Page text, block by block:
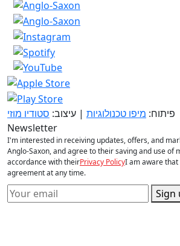
פיתוח: מיפו טכנולוגיות | עיצוב: סטודיו מוזי
Newsletter
I'm interested in receiving updates, offers, and
Anglo-Saxon, and agree to their saving and use of
accordance with theirPrivacy PolicyI am aware that
agreement at any time.
Sign